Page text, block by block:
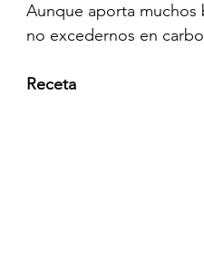
Aunque aporta muchos
no excedernos en
Receta